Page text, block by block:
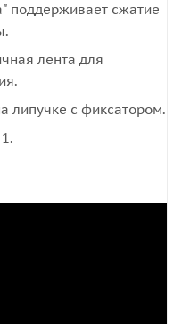
поддерживает сжатие
лента для
липучке с фиксатором.